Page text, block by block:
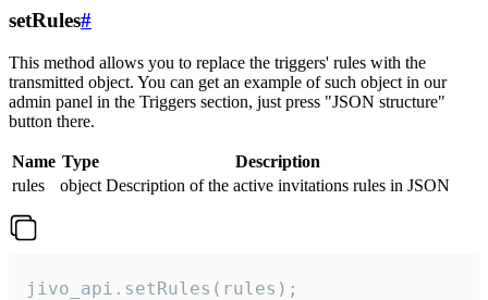
setRules#
This method allows you to replace the triggers' rules with the
transmitted object. You can get an example of such object in our
admin panel in the Triggers section, just press "JSON structure"
button there.
Name Type
Description
rules
object Description of the active invitations rules in JSON
jivo_api.setRules(rules);